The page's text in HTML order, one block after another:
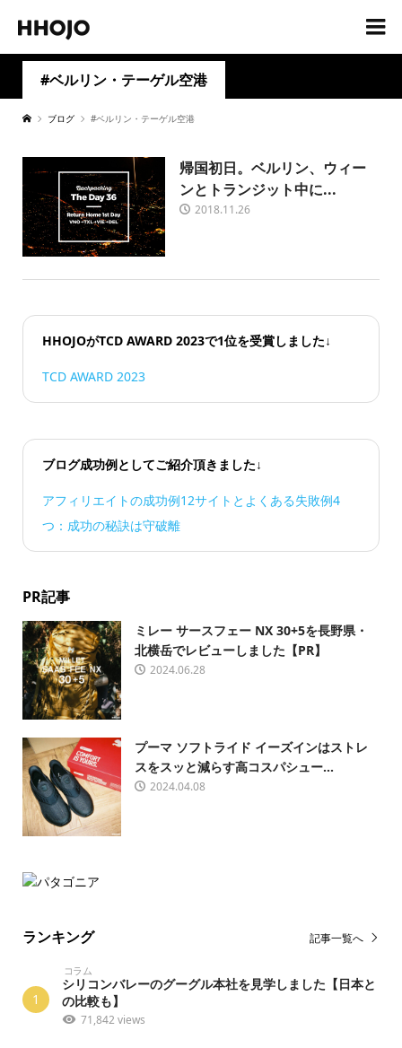
#ベルリン・テーゲル空港
ブログ #ベルリン・テーゲル空港
帰国初日。ベルリン、ウィー
ンとトランジット中に...
2018.11.26
HHOJOがTCD AWARD 2023で1位を受賞しました↓
TCD AWARD 2023
ブログ成功例としてご紹介頂きました↓
アフィリエイトの成功例12サイトとよくある失敗例4
つ：成功の秘訣は守破離
PR記事
ミレー サースフェー NX 30+5を長野県・
北横岳でレビューしました【PR】
2024.06.28
プーマ ソフトライド イーズインはストレ
スをスッと減らす高コスパシュー...
2024.04.08
ランキング
1
コラム
シリコンバレーのグーグル本社を見学しました【日本と
の比較も】
71,842 views
記事一覧へ